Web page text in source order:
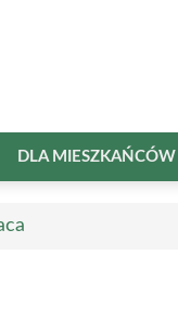
DLA MIESZKAŃCÓW